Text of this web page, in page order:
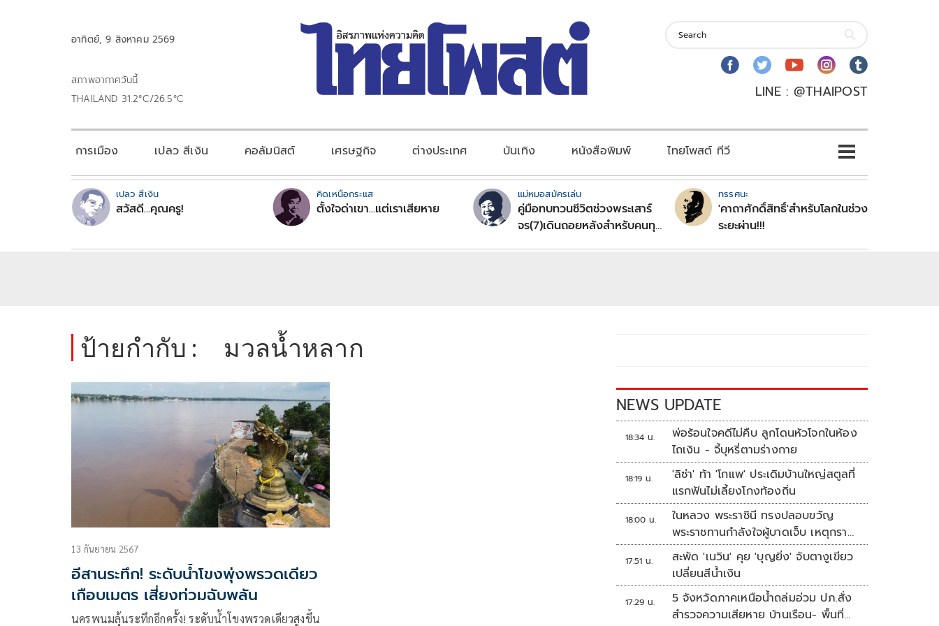
อาทิตย์, 9 สิงหาคม 2569
สภาพอากาศวันนี้
THAILAND 31.2°C/26.5°C
LINE : @THAIPOST
การเมือง เปลว สีเงิน คอลัมนิสต์ เศรษฐกิจ ต่างประเทศ บันเทิง หนังสือพิมพ์ ไทยโพสต์ ทีวี
เปลว สีเงิน
สวัสดี...คุณครู!
คิดเหนือกระแส
ตั้งใจด่าเขา...แต่เราเสียหาย
แม่หมอสมัครเล่น
คู่มือทบทวนชีวิตช่วงพระเสาร์
จร(7)เดินถอยหลังสำหรับคนทุก
ทรรศนะ
'คาถาศักดิ์สิทธิ์'สำหรับโลกในช่วง
ระยะผ่าน!!!
ป้ายกำกับ : มวลน้ำหลาก
13 กันยายน 2567
อีสานระทึก! ระดับน้ำโขงพุ่งพรวดเดียว
เกือบเมตร เสี่ยงท่วมฉับพลัน
นครพนมลุ้นระทึกอีกครั้ง! ระดับน้ำโขงพรวดเดียวสูงขึ้น
NEWS UPDATE
18:34 น.
พ่อร้อนใจคดีไม่คืบ ลูกโดนหัวโจกในห้อง
ไถเงิน - จี้บุหรี่ตามร่างกาย
18:19 น.
'ลิซ่า' ท้า 'โกแพ' ประเดิมบ้านใหญ่สตูลที่
แรกฟันไม่เลี้ยงโกงท้องถิ่น
18:00 น.
ในหลวง พระราชินี ทรงปลอบขวัญ
พระราชทานกำลังใจผู้บาดเจ็บ เหตุกราด
ยิง รร.เทพศิรินทร์นนทบุรี
17:51 น.
สะพัด 'เนวิน' คุย 'บุญยิ่ง' จับตางูเขียว
เปลี่ยนสีน้ำเงิน
17:29 น.
5 จังหวัดภาคเหนือน้ำถล่มอ่วม ปภ.สั่ง
สำรวจความเสียหาย บ้านเรือน- พื้นที่